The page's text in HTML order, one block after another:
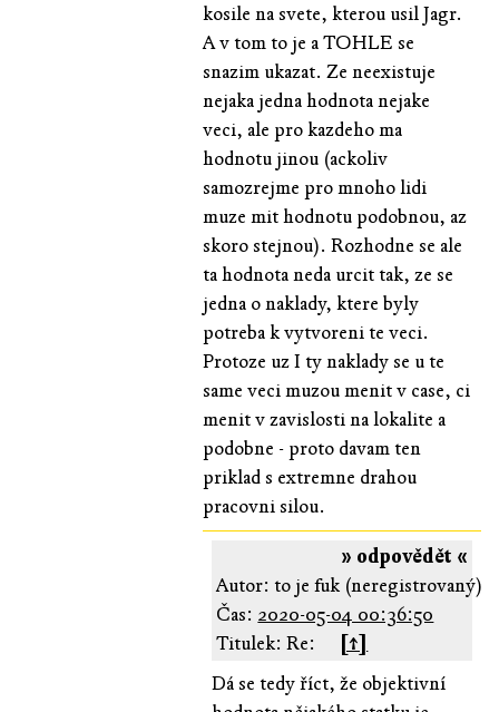
kosile na svete, kterou usil Jagr.
A v tom to je a TOHLE se
snazim ukazat. Ze neexistuje
nejaka jedna hodnota nejake
veci, ale pro kazdeho ma
hodnotu jinou (ackoliv
samozrejme pro mnoho lidi
muze mit hodnotu podobnou, az
skoro stejnou). Rozhodne se ale
ta hodnota neda urcit tak, ze se
jedna o naklady, ktere byly
potreba k vytvoreni te veci.
Protoze uz I ty naklady se u te
same veci muzou menit v case, ci
menit v zavislosti na lokalite a
podobne - proto davam ten
priklad s extremne drahou
pracovni silou.
» odpovědět «
Autor: to je fuk (neregistrovaný)
Čas: 2020-05-04 00:36:50
Titulek: Re:
[↑]
Dá se tedy říct, že objektivní